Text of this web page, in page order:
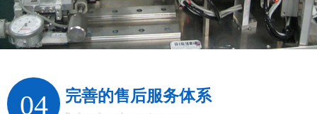
04 完善的售后服务体系